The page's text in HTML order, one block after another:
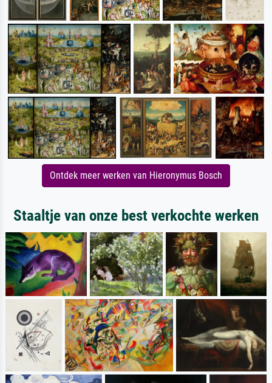
Ontdek meer werken van Hieronymus Bosch
Staaltje van onze best verkochte werken